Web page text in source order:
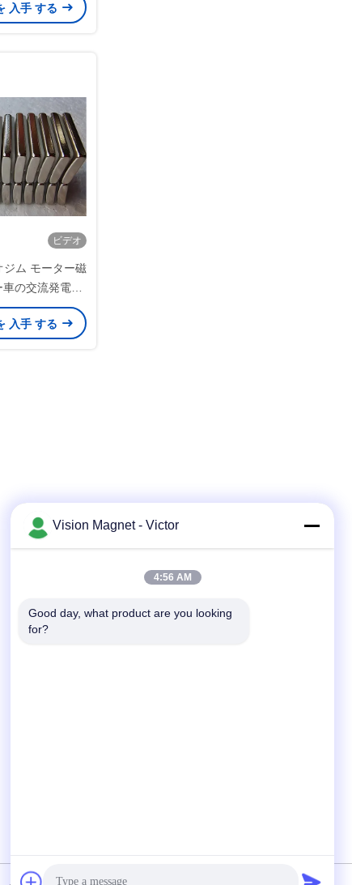
得る
入手 する
ビデオ
ジム モーター磁
の交流発電機
を弧を
す
入手 する
86-13612960489
Vision Magnet - Victor
4:56 AM
Good day, what product are you looking
for?